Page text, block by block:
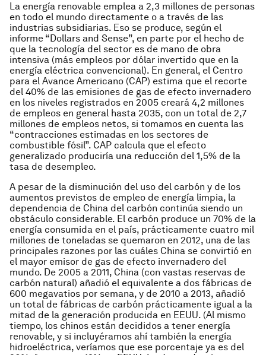
La energía renovable emplea a 2,3 millones de personas
en todo el mundo directamente o a través de las
industrias subsidiarias. Eso se produce, según el
informe “Dollars and Sense”, en parte por el hecho de
que la tecnología del sector es de mano de obra
intensiva (más empleos por dólar invertido que en la
energía eléctrica convencional). En general, el Centro
para el Avance Americano (CAP) estima que el recorte
del 40% de las emisiones de gas de efecto invernadero
en los niveles registrados en 2005 creará 4,2 millones
de empleos en general hasta 2035, con un total de 2,7
millones de empleos netos, si tomamos en cuenta las
“contracciones estimadas en los sectores de
combustible fósil”. CAP calcula que el efecto
generalizado produciría una reducción del 1,5% de la
tasa de desempleo.
A pesar de la disminución del uso del carbón y de los
aumentos previstos de empleo de energía limpia, la
dependencia de China del carbón continúa siendo un
obstáculo considerable. El carbón produce un 70% de la
energía consumida en el país, prácticamente cuatro mil
millones de toneladas se quemaron en 2012, una de las
principales razones por las cuáles China se convirtió en
el mayor emisor de gas de efecto invernadero del
mundo. De 2005 a 2011, China (con vastas reservas de
carbón natural) añadió el equivalente a dos fábricas de
600 megavatios por semana, y de 2010 a 2013, añadió
un total de fábricas de carbón prácticamente igual a la
mitad de la generación producida en EEUU. (Al mismo
tiempo, los chinos están decididos a tener energía
renovable, y si incluyéramos ahí también la energía
hidroeléctrica, veríamos que ese porcentaje ya es del